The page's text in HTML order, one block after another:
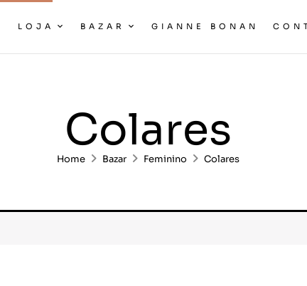
LOJA BAZAR GIANNE BONAN
Colares
Home Bazar Feminino Colares